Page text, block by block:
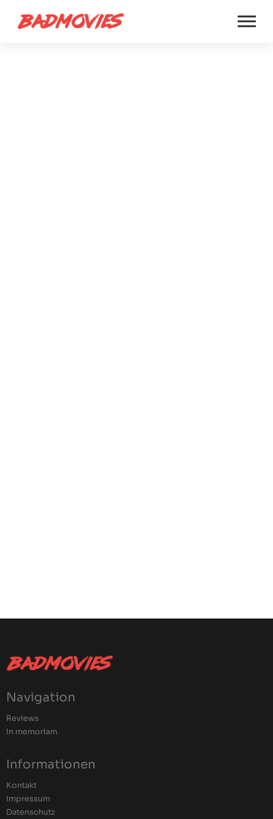
Navigation
Reviews
In memoriam
Informationen
Kontakt
Impressum
Datenschutz